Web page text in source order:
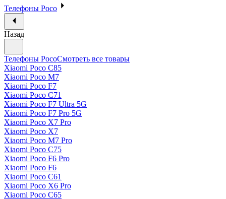
Телефоны Poco
Назад
Телефоны PocoСмотреть все товары
Xiaomi Poco C85
Xiaomi Poco M7
Xiaomi Poco F7
Xiaomi Poco C71
Xiaomi Poco F7 Ultra 5G
Xiaomi Poco F7 Pro 5G
Xiaomi Poco X7 Pro
Xiaomi Poco X7
Xiaomi Poco M7 Pro
Xiaomi Poco C75
Xiaomi Poco F6 Pro
Xiaomi Poco F6
Xiaomi Poco C61
Xiaomi Poco X6 Pro
Xiaomi Poco C65